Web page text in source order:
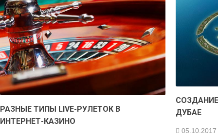
РАЗНЫЕ ТИПЫ LIVE-РУЛЕТОК В
ИНТЕРНЕТ-КАЗИНО
ДУБАЕ
05.10.2017